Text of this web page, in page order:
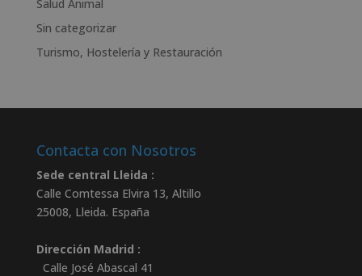
Salud Animal
Sin categorizar
Turismo, Hostelería y Restauración
Contacta con Nosotros
Sede central Lleida :
Calle Comtessa Elvira 13, Altillo
25008, Lleida. España
Dirección Madrid :
Calle José Abascal 41